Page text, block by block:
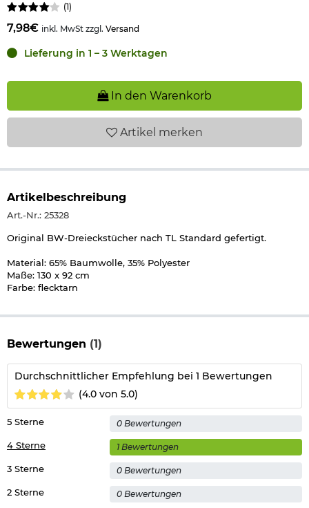
(1 )
7,98€ inkl. MwSt zzgl. Versand
Lieferung in 1 – 3 Werktagen
In den Warenkorb
Artikel merken
Artikelbeschreibung
Art.-Nr.: 25328
Original BW-Dreieckstücher nach TL Standard gefertigt.
Material: 65% Baumwolle, 35% Polyester
Maße: 130 x 92 cm
Farbe: flecktarn
Bewertungen (1)
Durchschnittlicher Empfehlung bei 1 Bewertungen
(4.0 von 5.0)
2 Sterne 0 Bewertungen
3 Sterne 0 Bewertungen
4 Sterne 1 Bewertungen
5 Sterne 0 Bewertungen